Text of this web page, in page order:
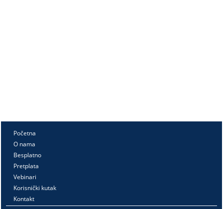
Početna
O nama
Besplatno
Pretplata
Vebinari
Korisnički kutak
Kontakt